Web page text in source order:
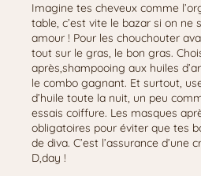
Imagine tes cheveux comme
table, c’est vite le bazar si on ne
amour ! Pour les chouchouter
tout sur le gras, le bon gras.
après,shampooing aux huiles
le combo gagnant. Et surtout,
d’huile toute la nuit, un peu
essais coiffure. Les masques
obligatoires pour éviter que tes
de diva. C’est l’assurance d’une
D,day !